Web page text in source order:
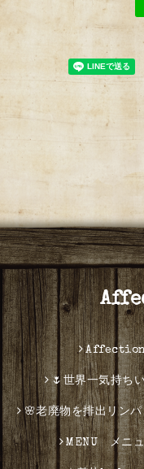
🌷世界一気持ち
🌸老廃物を排出リン
MENU メニ